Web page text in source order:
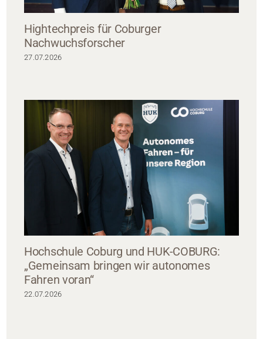
Hightechpreis für Coburger
Nachwuchsforscher
27.07.2026
Hochschule Coburg und HUK-COBURG:
„Gemeinsam bringen wir autonomes
Fahren voran“
22.07.2026